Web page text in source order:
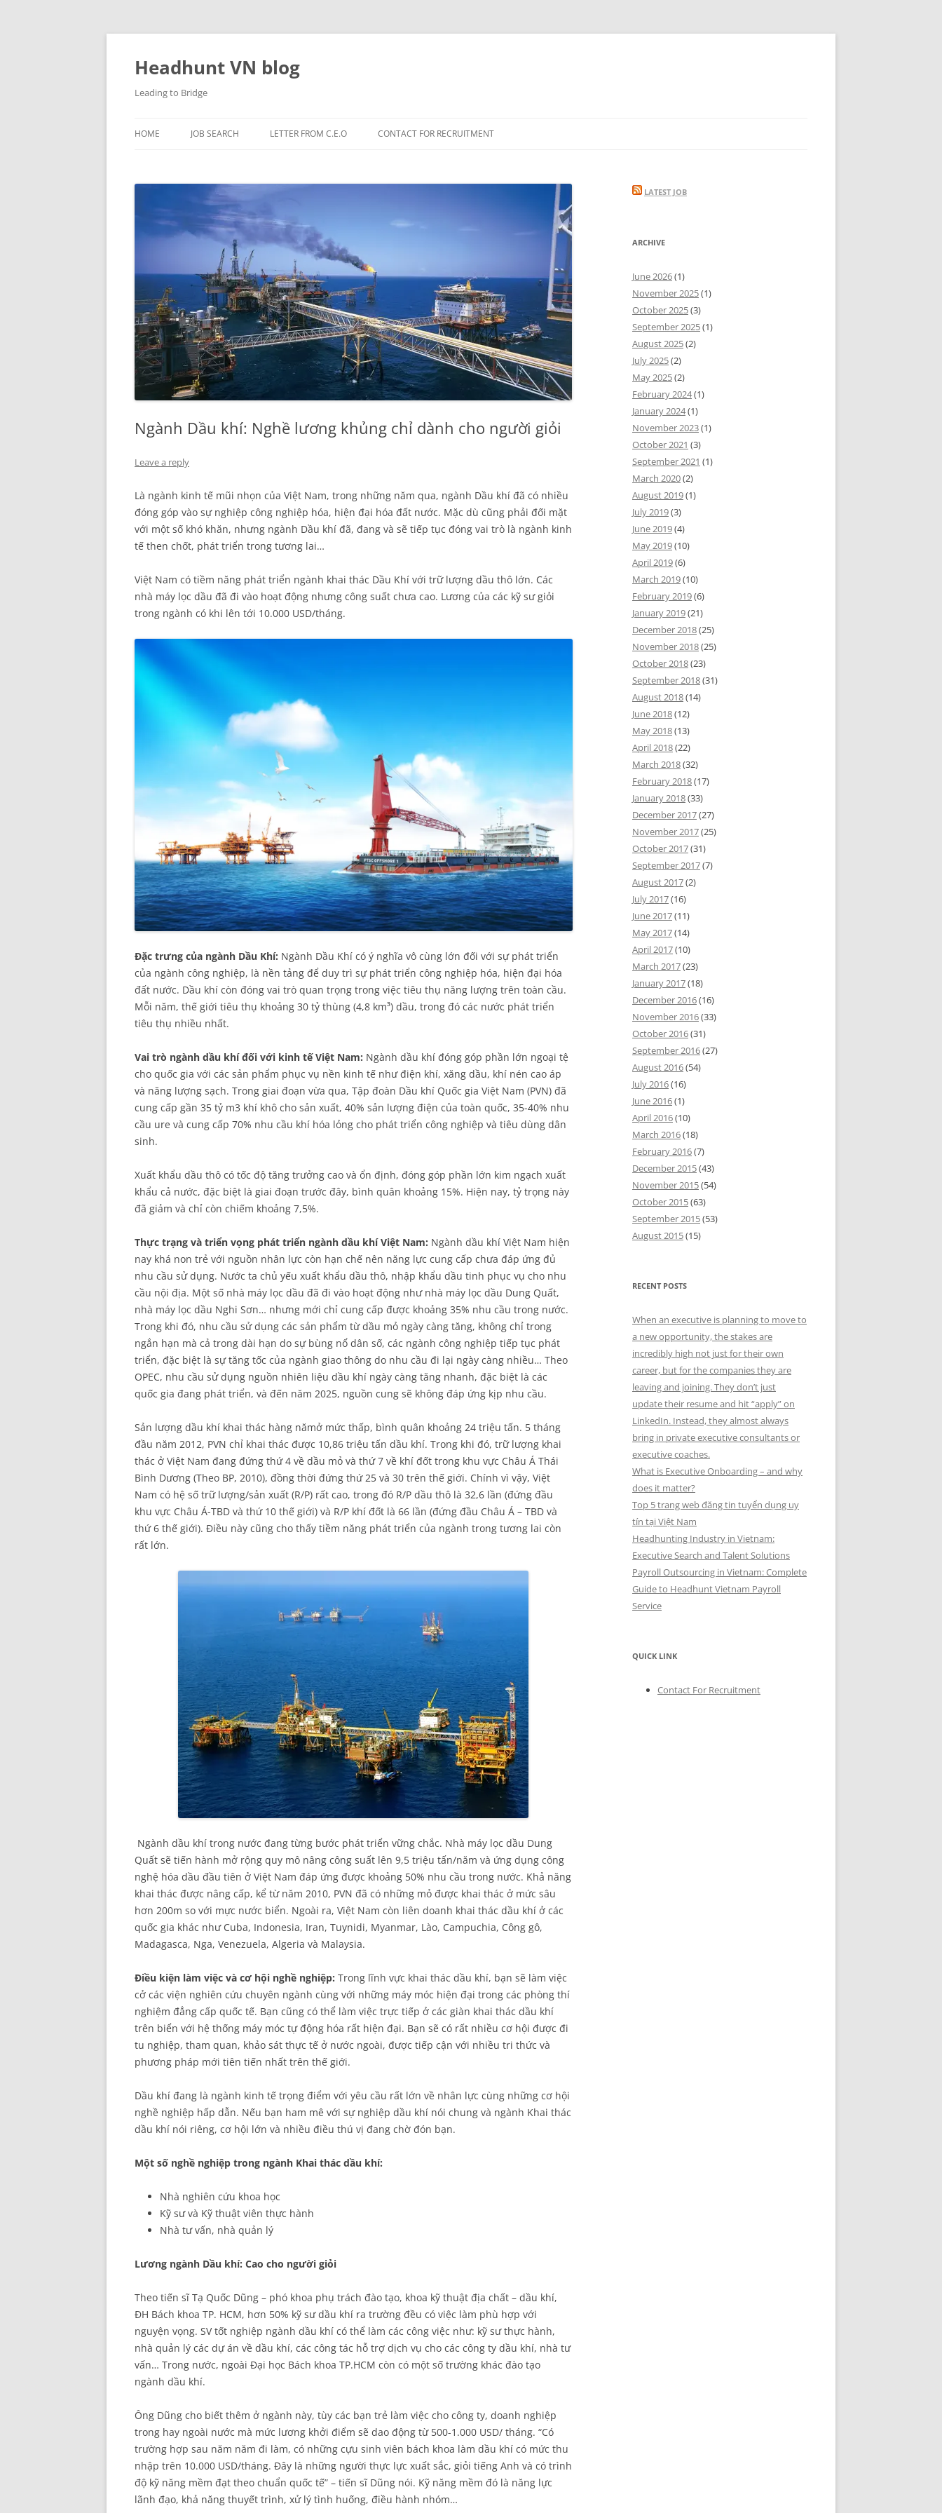
Skip
Headhunt VN blog
Leading to Bridge
HOME JOB SEARCH LETTER FROM C.E.O CONTACT FOR RECRUITMENT
Ngành Dầu khí: Nghề lương khủng chỉ dành cho người giỏi
Leave a reply
Là ngành kinh tế mũi nhọn của Việt Nam, trong những năm qua, ngành Dầu khí đã có nhiều
đóng góp vào sự nghiệp công nghiệp hóa, hiện đại hóa đất nước. Mặc dù cũng phải đối mặt
với một số khó khăn, nhưng ngành Dầu khí đã, đang và sẽ tiếp tục đóng vai trò là ngành kinh
tế then chốt, phát triển trong tương lai…
Việt Nam có tiềm năng phát triển ngành khai thác Dầu Khí với trữ lượng dầu thô lớn. Các
nhà máy lọc dầu đã đi vào hoạt động nhưng công suất chưa cao. Lương của các kỹ sư giỏi
trong ngành có khi lên tới 10.000 USD/tháng.
Đặc trưng của ngành Dầu Khí: Ngành Dầu Khí có ý nghĩa vô cùng lớn đối với sự phát triển
của ngành công nghiệp, là nền tảng để duy trì sự phát triển công nghiệp hóa, hiện đại hóa
đất nước. Dầu khí còn đóng vai trò quan trọng trong việc tiêu thụ năng lượng trên toàn cầu.
Mỗi năm, thế giới tiêu thụ khoảng 30 tỷ thùng (4,8 km³) dầu, trong đó các nước phát triển
tiêu thụ nhiều nhất.
Vai trò ngành dầu khí đối với kinh tế Việt Nam: Ngành dầu khí đóng góp phần lớn ngoại tệ
cho quốc gia với các sản phẩm phục vụ nền kinh tế như điện khí, xăng dầu, khí nén cao áp
và năng lượng sạch. Trong giai đoạn vừa qua, Tập đoàn Dầu khí Quốc gia Việt Nam (PVN) đã
cung cấp gần 35 tỷ m3 khí khô cho sản xuất, 40% sản lượng điện của toàn quốc, 35-40% nhu
cầu ure và cung cấp 70% nhu cầu khí hóa lỏng cho phát triển công nghiệp và tiêu dùng dân
sinh.
Xuất khẩu dầu thô có tốc độ tăng trưởng cao và ổn định, đóng góp phần lớn kim ngạch xuất
khẩu cả nước, đặc biệt là giai đoạn trước đây, bình quân khoảng 15%. Hiện nay, tỷ trọng này
đã giảm và chỉ còn chiếm khoảng 7,5%.
Thực trạng và triển vọng phát triển ngành dầu khí Việt Nam: Ngành dầu khí Việt Nam hiện
nay khá non trẻ với nguồn nhân lực còn hạn chế nên năng lực cung cấp chưa đáp ứng đủ
nhu cầu sử dụng. Nước ta chủ yếu xuất khẩu dầu thô, nhập khẩu dầu tinh phục vụ cho nhu
cầu nội địa. Một số nhà máy lọc dầu đã đi vào hoạt động như nhà máy lọc dầu Dung Quất,
nhà máy lọc dầu Nghi Sơn… nhưng mới chỉ cung cấp được khoảng 35% nhu cầu trong nước.
Trong khi đó, nhu cầu sử dụng các sản phẩm từ dầu mỏ ngày càng tăng, không chỉ trong
ngắn hạn mà cả trong dài hạn do sự bùng nổ dân số, các ngành công nghiệp tiếp tục phát
triển, đặc biệt là sự tăng tốc của ngành giao thông do nhu cầu đi lại ngày càng nhiều… Theo
OPEC, nhu cầu sử dụng nguồn nhiên liệu dầu khí ngày càng tăng nhanh, đặc biệt là các
quốc gia đang phát triển, và đến năm 2025, nguồn cung sẽ không đáp ứng kịp nhu cầu.
Sản lượng dầu khí khai thác hàng nămở mức thấp, bình quân khoảng 24 triệu tấn. 5 tháng
đầu năm 2012, PVN chỉ khai thác được 10,86 triệu tấn dầu khí. Trong khi đó, trữ lượng khai
thác ở Việt Nam đang đứng thứ 4 về dầu mỏ và thứ 7 về khí đốt trong khu vực Châu Á Thái
Bình Dương (Theo BP, 2010), đồng thời đứng thứ 25 và 30 trên thế giới. Chính vì vậy, Việt
Nam có hệ số trữ lượng/sản xuất (R/P) rất cao, trong đó R/P dầu thô là 32,6 lần (đứng đầu
khu vực Châu Á-TBD và thứ 10 thế giới) và R/P khí đốt là 66 lần (đứng đầu Châu Á – TBD và
thứ 6 thế giới). Điều này cũng cho thấy tiềm năng phát triển của ngành trong tương lai còn
rất lớn.
Ngành dầu khí trong nước đang từng bước phát triển vững chắc. Nhà máy lọc dầu Dung
Quất sẽ tiến hành mở rộng quy mô nâng công suất lên 9,5 triệu tấn/năm và ứng dụng công
nghệ hóa dầu đầu tiên ở Việt Nam đáp ứng được khoảng 50% nhu cầu trong nước. Khả năng
khai thác được nâng cấp, kể từ năm 2010, PVN đã có những mỏ được khai thác ở mức sâu
hơn 200m so với mực nước biển. Ngoài ra, Việt Nam còn liên doanh khai thác dầu khí ở các
quốc gia khác như Cuba, Indonesia, Iran, Tuynidi, Myanmar, Lào, Campuchia, Công gô,
Madagasca, Nga, Venezuela, Algeria và Malaysia.
Điều kiện làm việc và cơ hội nghề nghiệp: Trong lĩnh vực khai thác dầu khí, bạn sẽ làm việc
cở các viện nghiên cứu chuyên ngành cùng với những máy móc hiện đại trong các phòng thí
nghiệm đẳng cấp quốc tế. Bạn cũng có thể làm việc trực tiếp ở các giàn khai thác dầu khí
trên biển với hệ thống máy móc tự động hóa rất hiện đại. Bạn sẽ có rất nhiều cơ hội được đi
tu nghiệp, tham quan, khảo sát thực tế ở nước ngoài, được tiếp cận với nhiều tri thức và
phương pháp mới tiên tiến nhất trên thế giới.
Dầu khí đang là ngành kinh tế trọng điểm với yêu cầu rất lớn về nhân lực cùng những cơ hội
nghề nghiệp hấp dẫn. Nếu bạn ham mê với sự nghiệp dầu khí nói chung và ngành Khai thác
dầu khí nói riêng, cơ hội lớn và nhiều điều thú vị đang chờ đón bạn.
Một số nghề nghiệp trong ngành Khai thác dầu khí:
Nhà nghiên cứu khoa học
Kỹ sư và Kỹ thuật viên thực hành
Nhà tư vấn, nhà quản lý
Lương ngành Dầu khí: Cao cho người giỏi
Theo tiến sĩ Tạ Quốc Dũng – phó khoa phụ trách đào tạo, khoa kỹ thuật địa chất – dầu khí,
ĐH Bách khoa TP. HCM, hơn 50% kỹ sư dầu khí ra trường đều có việc làm phù hợp với
nguyện vọng. SV tốt nghiệp ngành dầu khí có thể làm các công việc như: kỹ sư thực hành,
nhà quản lý các dự án về dầu khí, các công tác hỗ trợ dịch vụ cho các công ty dầu khí, nhà tư
vấn… Trong nước, ngoài Đại học Bách khoa TP.HCM còn có một số trường khác đào tạo
ngành dầu khí.
Ông Dũng cho biết thêm ở ngành này, tùy các bạn trẻ làm việc cho công ty, doanh nghiệp
trong hay ngoài nước mà mức lương khởi điểm sẽ dao động từ 500-1.000 USD/ tháng. “Có
trường hợp sau năm năm đi làm, có những cựu sinh viên bách khoa làm dầu khí có mức thu
nhập trên 10.000 USD/tháng. Đây là những người thực lực xuất sắc, giỏi tiếng Anh và có trình
độ kỹ năng mềm đạt theo chuẩn quốc tế” – tiến sĩ Dũng nói. Kỹ năng mềm đó là năng lực
lãnh đạo, khả năng thuyết trình, xử lý tình huống, điều hành nhóm…
LATEST JOB
ARCHIVE
June 2026(1)
November 2025(1)
October 2025(3)
September 2025(1)
August 2025(2)
July 2025(2)
May 2025(2)
February 2024(1)
January 2024(1)
November 2023(1)
October 2021 (3)
September 2021 (1)
March 2020(2)
August 2019(1)
July 2019(3)
June 2019(4)
May 2019(10)
April 2019(6)
March 2019(10)
February 2019(6)
January 2019(21)
December 2018(25)
November 2018(25)
October 2018(23)
September 2018(31)
August 2018(14)
June 2018(12)
May 2018(13)
April 2018(22)
March 2018(32)
February 2018(17)
January 2018(33)
December 2017(27)
November 2017(25)
October 2017(31)
September 2017(7)
August 2017(2)
July 2017(16)
June 2017(11)
May 2017(14)
April 2017(10)
March 2017(23)
January 2017(18)
December 2016(16)
November 2016(33)
October 2016(31)
September 2016(27)
August 2016(54)
July 2016(16)
June 2016(1)
April 2016(10)
March 2016(18)
February 2016(7)
December 2015(43)
November 2015(54)
October 2015(63)
September 2015(53)
August 2015(15)
RECENT POSTS
When an executive is planning to move to
a new opportunity, the stakes are
incredibly high not just for their own
career, but for the companies they are
leaving and joining. They don’t just
update their resume and hit “apply” on
LinkedIn. Instead, they almost always
bring in private executive consultants or
executive coaches.
What is Executive Onboarding – and why
does it matter?
Top 5 trang web đăng tin tuyển dụng uy
tín tại Việt Nam
Headhunting Industry in Vietnam:
Executive Search and Talent Solutions
Payroll Outsourcing in Vietnam: Complete
Guide to Headhunt Vietnam Payroll
Service
QUICK LINK
Contact For Recruitment